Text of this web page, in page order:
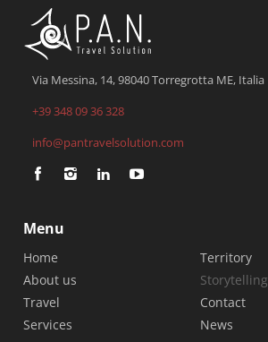
Via Messina, 14, 98040 Torregrotta ME, Italia
+39 348 09 36 328
info@pantravelsolution.com
Menu
Home
Territory
About us
Storytelling
Travel
Contact
Services
News